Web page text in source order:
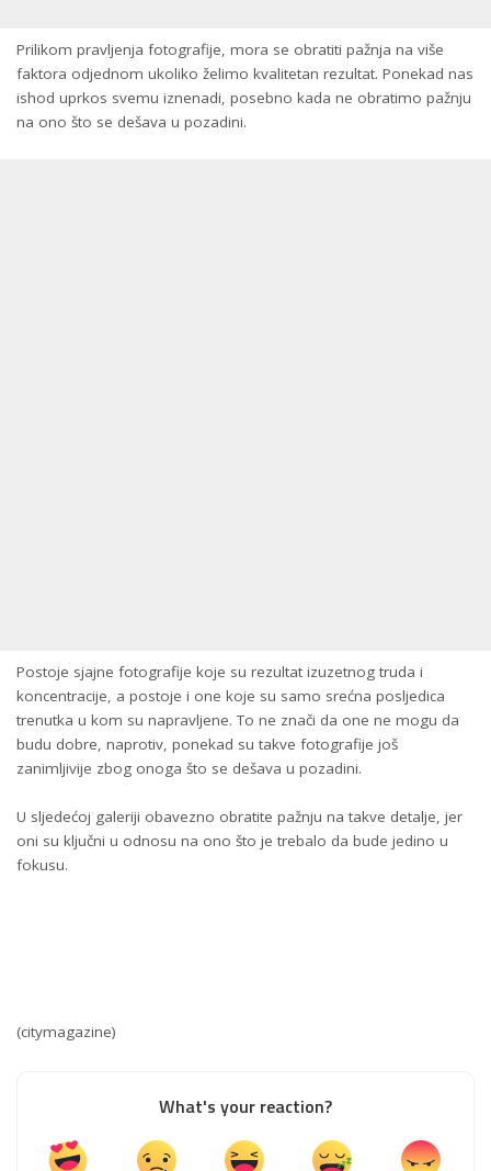
Prilikom pravljenja fotografije, mora se obratiti pažnja na više
faktora odjednom ukoliko želimo kvalitetan rezultat. Ponekad nas
ishod uprkos svemu iznenadi, posebno kada ne obratimo pažnju
na ono što se dešava u pozadini.
Postoje sjajne fotografije koje su rezultat izuzetnog truda i
koncentracije, a postoje i one koje su samo srećna posljedica
trenutka u kom su napravljene. To ne znači da one ne mogu da
budu dobre, naprotiv, ponekad su takve fotografije još
zanimljivije zbog onoga što se dešava u pozadini.
U sljedećoj galeriji obavezno obratite pažnju na takve detalje, jer
oni su ključni u odnosu na ono što je trebalo da bude jedino u
fokusu.
(citymagazine)
What's your reaction?